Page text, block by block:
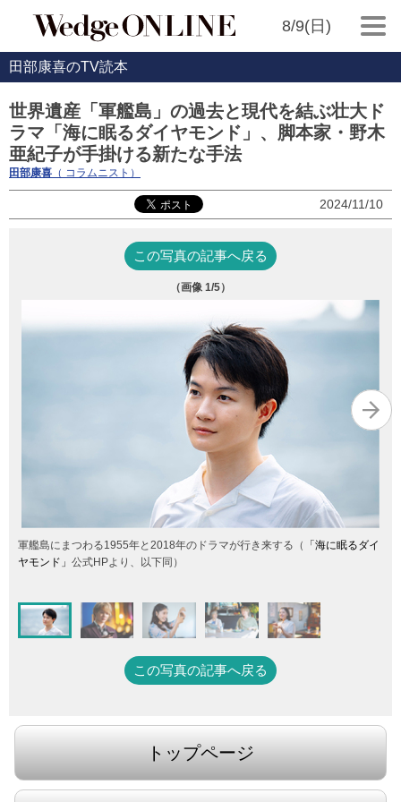
8/9(日)
田部康喜のTV読本
世界遺産「軍艦島」の過去と現代を結ぶ壮大ド
ラマ「海に眠るダイヤモンド」、脚本家・野木
亜紀子が手掛ける新たな手法
田部康喜 （ コラムニスト）
2024/11/10
この写真の記事へ戻る
（画像 1/5）
軍艦島にまつわる1955年と2018年のドラマが行き来する（
「海に眠るダイ
ヤモンド」 公式HPより、以下同）
この写真の記事へ戻る
トップページ